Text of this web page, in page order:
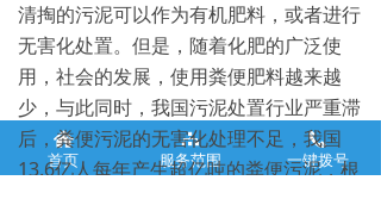
清掏的污泥可以作为有机肥料，或者进行
无害化处置。但是，随着化肥的广泛使
用，社会的发展，使用粪便肥料越来越
少，与此同时，我国污泥处置行业严重滞
后，粪便污泥的无害化处理不足，我国
13.6亿人每年产生超亿吨的粪便污泥，根
낀
首页
뀒
服务范围
끅
一键拨号